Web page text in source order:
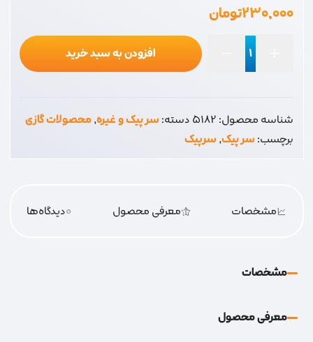
۲۳۰,۰۰۰تومان
مهره
بزرگ
افزودن به سبد خرید
شناسه محصول:5182دسته:سر پیک و غیره,محصولات گازی
برچسب:سر پیک,سرپیک
مشخصات معرفی محصول 0دیدگاه‌‌ها
مشخصات
معرفی محصول